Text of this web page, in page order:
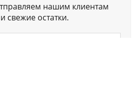
нашим клиентам
свежие остатки.